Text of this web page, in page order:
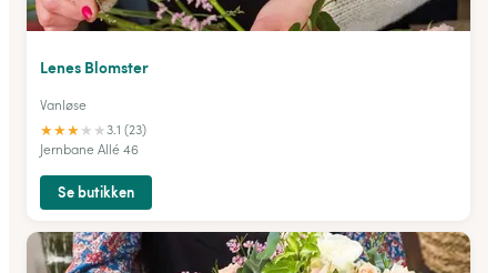
Lenes Blomster
Vanløse
★★★★ ★3.1 (23)
Jernbane Allé 46
Se butikken